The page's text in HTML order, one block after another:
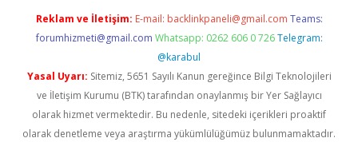
Reklam ve İletişim: E-mail: backlinkpaneli@gmail.com Teams:
forumhizmeti@gmail.com Whatsapp: 0262 606 0 726 Telegram:
@karabul
Yasal Uyarı: Sitemiz, 5651 Sayılı Kanun gereğince Bilgi Teknolojileri
ve İletişim Kurumu (BTK) tarafından onaylanmış bir Yer Sağlayıcı
olarak hizmet vermektedir. Bu nedenle, sitedeki içerikleri proaktif
olarak denetleme veya araştırma yükümlülüğümüz bulunmamaktadır.